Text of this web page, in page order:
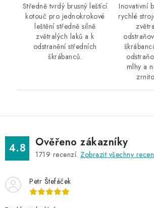
Středně tvrdý brusný leštící
kotouč pro jednokrokové
leštění středně silně
zvětralých laků a k
odstranění středních
škrábanců.
Inovativní
rychlé
mlhy a
4.8 Ověřeno zákazníky
1719 recenzí. Zobrazit všechny
Petr Štefáček